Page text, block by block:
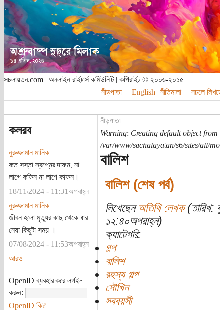
সচলায়তন.com | অনলাইন রাইটার্স কমিউনিটি | কপিরাইট © ২০০৬-২০১৫
নীড়পাতা
English নীতিমালা সচলে
কলরব
নুরুজ্জামান মানিক
কত সস্তা স্বপ্নের দাফন, না
লাগে কফিন না লাগে কাফন।
18/11/2024 - 11:31অপরাহ্ন
নুরুজ্জামান মানিক
জীবন হলো মৃত্যুর কাছ থেকে ধার
নেয়া কিছুটা সময় ।
07/08/2024 - 11:53অপরাহ্ন
আরও
OpenID ব্যবহার করে লগইন
করুন:
OpenID কি?
নীড়পাতা
Warning: Creating default object from
/var/www/sachalayatan/s6/sites/all/
বালিশ
বালিশ (শেষ পর্ব)
লিখেছেন অতিথি লেখক(তারিখ:
১২:৪০অপরাহ্ন)
ক্যাটেগরি:
গল্প
বালিশ
রহস্য গল্প
সৌখিন
সববয়সী